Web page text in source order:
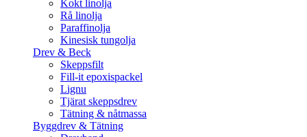
Kokt linolja
Rå linolja
Paraffinolja
Kinesisk tungolja
Drev & Beck
Skeppsfilt
Fill-it epoxispackel
Lignu
Tjärat skeppsdrev
Tätning & nåtmassa
Byggdrev & Tätning